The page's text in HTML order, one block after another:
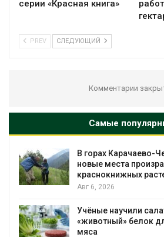
серии «Красная книга»
PREV СЛЕДУЮЩИЙ
Комментарии
Самые
В горах Карачаево-
новые места
краснокнижных
Авг 6, 2026
Учёные научили
«животный» белок
мяса